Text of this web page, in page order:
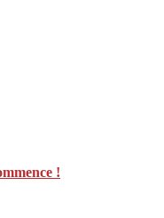
!